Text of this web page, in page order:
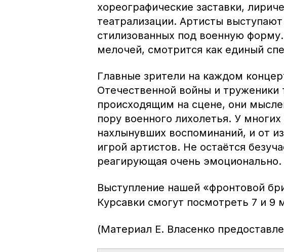
хореографические заставки,
театрализации. Артисты
стилизованных под военную
мелочей, смотрится как единый
Главные зрители на каждом
Отечественной войны и труженики
происходящим на сцене, они
пору военного лихолетья. У многих
нахлынувших воспоминаний, и от
игрой артистов. Не остаётся
реагирующая очень эмоционально.
Выступление нашей «фронтовой
Курсавки смогут посмотреть 7 и 9
(Материал Е. Власенко